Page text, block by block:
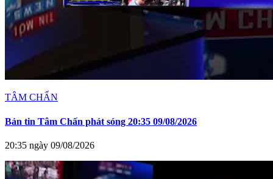
TÂM CHẤN
Bản tin Tâm Chấn phát sóng 20:35 09/08/2026
20:35 ngày 09/08/2026